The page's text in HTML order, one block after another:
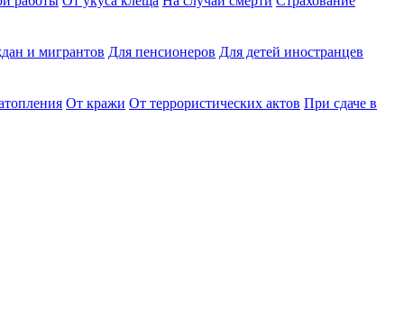
и мигрантов Для пенсионеров Для детей иностранцев
От кражи От террористических актов При сдаче в